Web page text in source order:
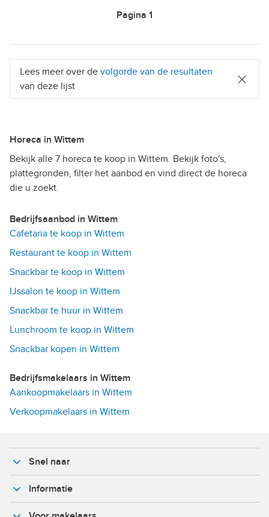
Pagina 1
Lees meer over de volgorde van de resultaten
van deze lijst
Horeca in Wittem
Bekijk alle 7 horeca te koop in Wittem. Bekijk foto's,
plattegronden, filter het aanbod en vind direct de horeca
die u zoekt.
Bedrijfsaanbod in Wittem
Cafetaria te koop in Wittem
Restaurant te koop in Wittem
Snackbar te koop in Wittem
IJssalon te koop in Wittem
Snackbar te huur in Wittem
Lunchroom te koop in Wittem
Snackbar kopen in Wittem
Bedrijfsmakelaars in Wittem
Aankoopmakelaars in Wittem
Verkoopmakelaars in Wittem
Snel naar
Informatie